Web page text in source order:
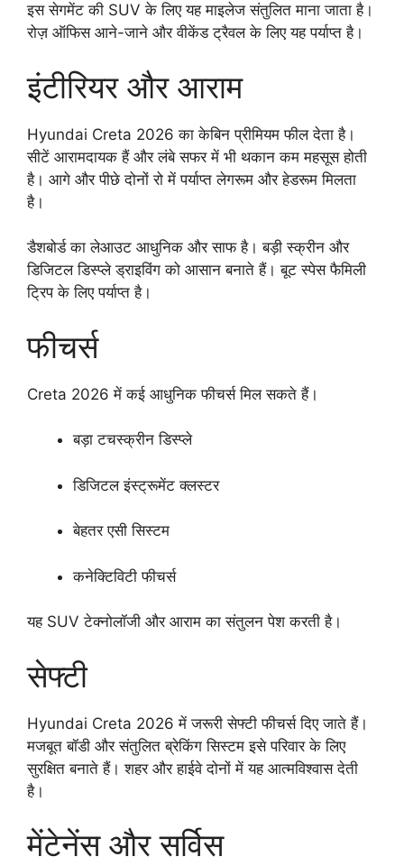
इस सेगमेंट की SUV के लिए यह माइलेज संतुलित माना जाता है।
रोज़ ऑफिस आने-जाने और वीकेंड ट्रैवल के लिए यह पर्याप्त है।
इंटीरियर और आराम
Hyundai Creta 2026 का केबिन प्रीमियम फील देता है।
सीटें आरामदायक हैं और लंबे सफर में भी थकान कम महसूस होती
है। आगे और पीछे दोनों रो में पर्याप्त लेगरूम और हेडरूम मिलता
है।
डैशबोर्ड का लेआउट आधुनिक और साफ है। बड़ी स्क्रीन और
डिजिटल डिस्प्ले ड्राइविंग को आसान बनाते हैं। बूट स्पेस फैमिली
ट्रिप के लिए पर्याप्त है।
फीचर्स
Creta 2026 में कई आधुनिक फीचर्स मिल सकते हैं।
बड़ा टचस्क्रीन डिस्प्ले
डिजिटल इंस्ट्रूमेंट क्लस्टर
बेहतर एसी सिस्टम
कनेक्टिविटी फीचर्स
यह SUV टेक्नोलॉजी और आराम का संतुलन पेश करती है।
सेफ्टी
Hyundai Creta 2026 में जरूरी सेफ्टी फीचर्स दिए जाते हैं।
मजबूत बॉडी और संतुलित ब्रेकिंग सिस्टम इसे परिवार के लिए
सुरक्षित बनाते हैं। शहर और हाईवे दोनों में यह आत्मविश्वास देती
है।
मेंटेनेंस और सर्विस